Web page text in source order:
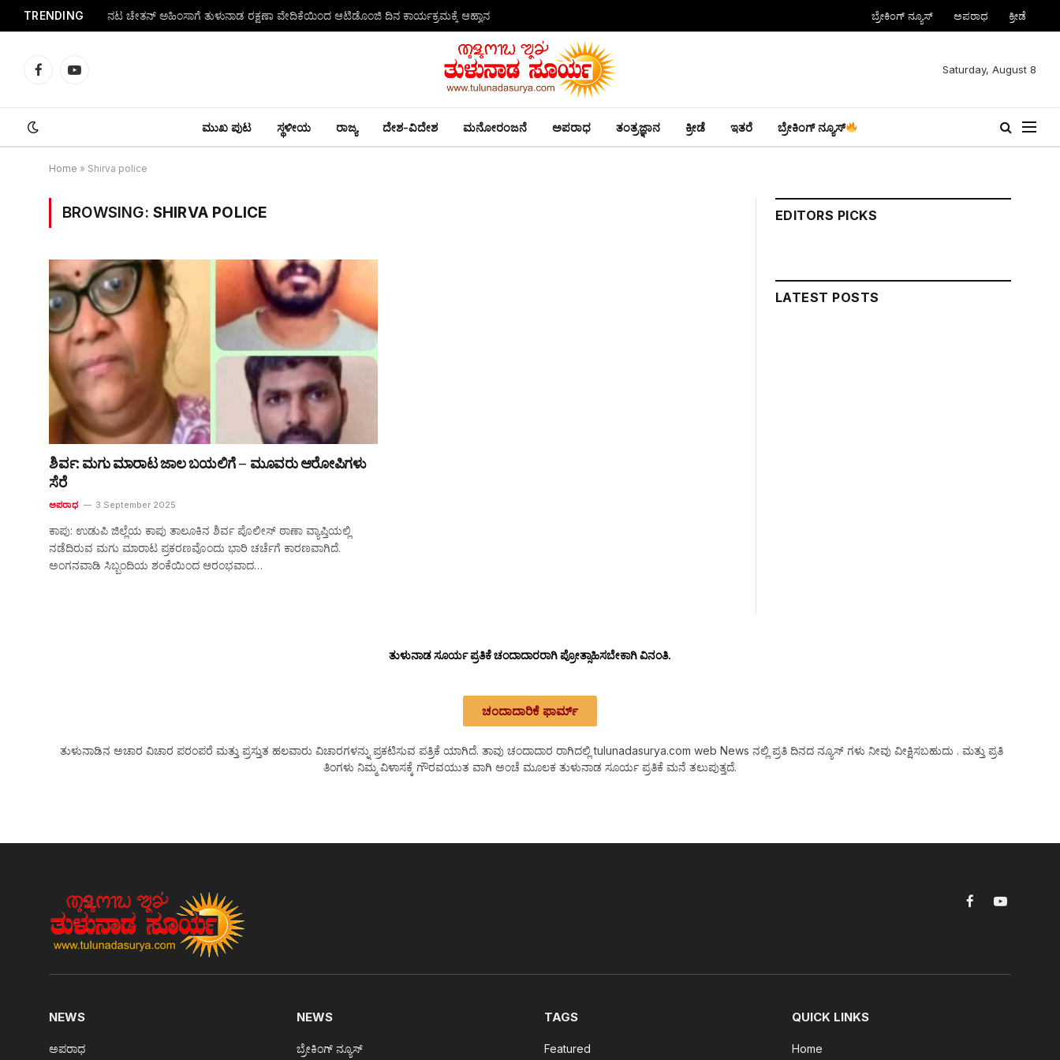
TRENDING ನಟ ಚೇತನ್ ಅಹಿಂಸಾಗೆ ತುಳುನಾಡ ರಕ್ಷಣಾ ವೇದಿಕೆಯಿಂದ ಆಟಿಡೊಂಜಿ ದಿನ ಕಾರ್ಯಕ್ರಮಕ್ಕೆ ಆಹ್ವಾನ ಬ್ರೇಕಿಂಗ್ ನ್ಯೂಸ್ ಅಪರಾಧ ಕ್ರೀಡೆ
FacebookYouTube
Saturday, August 8
ಮುಖ ಪುಟ ಸ್ಥಳೀಯ ರಾಜ್ಯ ದೇಶ-ವಿದೇಶ ಮನೋರಂಜನೆ ಅಪರಾಧ ತಂತ್ರಜ್ಞಾನ ಕ್ರೀಡೆ ಇತರೆ ಬ್ರೇಕಿಂಗ್ ನ್ಯೂಸ್
Home » Shirva police
BROWSING: SHIRVA POLICE
ಶಿರ್ವ: ಮಗು ಮಾರಾಟ ಜಾಲ ಬಯಲಿಗೆ – ಮೂವರು ಆರೋಪಿಗಳು
ಸೆರೆ
ಅಪರಾಧ 3 September 2025
ಕಾಪು: ಉಡುಪಿ ಜಿಲ್ಲೆಯ ಕಾಪು ತಾಲೂಕಿನ ಶಿರ್ವ ಪೊಲೀಸ್ ಠಾಣಾ ವ್ಯಾಪ್ತಿಯಲ್ಲಿ
ನಡೆದಿರುವ ಮಗು ಮಾರಾಟ ಪ್ರಕರಣವೊಂದು ಭಾರಿ ಚರ್ಚೆಗೆ ಕಾರಣವಾಗಿದೆ.
ಅಂಗನವಾಡಿ ಸಿಬ್ಬಂದಿಯ ಶಂಕೆಯಿಂದ ಆರಂಭವಾದ…
EDITORS PICKS
LATEST POSTS
ತುಳುನಾಡ ಸೂರ್ಯ ಪ್ರತಿಕೆ ಚಂದಾದಾರರಾಗಿ ಪ್ರೋತ್ಸಾಹಿಸಬೇಕಾಗಿ ವಿನಂತಿ.
ಚಂದಾದಾರಿಕೆ ಫಾರ್ಮ್
ತುಳುನಾಡಿನ ಅಚಾರ ವಿಚಾರ ಪರಂಪರೆ ಮತ್ತು ಪ್ರಸ್ತುತ ಹಲವಾರು ವಿಚಾರಗಳನ್ನು ಪ್ರಕಟಿಸುವ ಪತ್ರಿಕೆ ಯಾಗಿದೆ. ತಾವು ಚಂದಾದಾರ ರಾಗಿದಲ್ಲಿ tulunadasurya.com web News ನಲ್ಲಿ ಪ್ರತಿ ದಿನದ ನ್ಯೂಸ್ ಗಳು ನೀವು ವೀಕ್ಷಿಸಬಹುದು . ಮತ್ತು ಪ್ರತಿ
ತಿಂಗಳು ನಿಮ್ಮ ವಿಳಾಸಕ್ಕೆ ಗೌರವಯುತ ವಾಗಿ ಅಂಚೆ ಮೂಲಕ ತುಳುನಾಡ ಸೂರ್ಯ ಪ್ರತಿಕೆ ಮನೆ ತಲುಪುತ್ತದೆ.
FacebookYouTube
NEWS
ಅಪರಾಧ
NEWS
ಬ್ರೇಕಿಂಗ್ ನ್ಯೂಸ್
TAGS
Featured
QUICK LINKS
Home